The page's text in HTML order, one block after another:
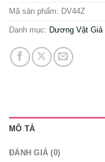
Mã sản phẩm: DV44Z
Danh mục: Dương Vật Giả
MÔ TẢ
ĐÁNH GIÁ (0)